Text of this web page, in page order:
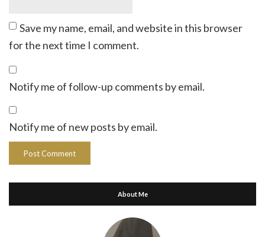
Save my name, email, and website in this browser
for the next time I comment.
Notify me of follow-up comments by email.
Notify me of new posts by email.
About Me